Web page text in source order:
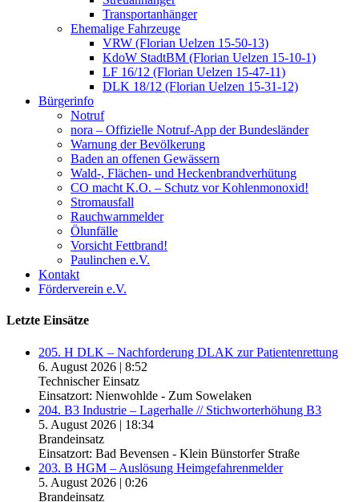
Transportanhänger
Ehemalige Fahrzeuge
VRW (Florian Uelzen 15-50-13)
KdoW StadtBM (Florian Uelzen 15-10-1)
LF 16/12 (Florian Uelzen 15-47-11)
DLK 18/12 (Florian Uelzen 15-31-12)
Bürgerinfo
Notruf
nora – Offizielle Notruf-App der Bundesländer
Warnung der Bevölkerung
Baden an offenen Gewässern
Wald-, Flächen- und Heckenbrandverhütung
CO macht K.O. – Schutz vor Kohlenmonoxid!
Stromausfall
Rauchwarnmelder
Ölunfälle
Vorsicht Fettbrand!
Paulinchen e.V.
Kontakt
Förderverein e.V.
Letzte Einsätze
205. H DLK – Nachforderung DLAK zur Patientenrettung
6. August 2026 | 8:52
Technischer Einsatz
Einsatzort: Nienwohlde - Zum Sowelaken
204. B3 Industrie – Lagerhalle // Stichworterhöhung B3
5. August 2026 | 18:34
Brandeinsatz
Einsatzort: Bad Bevensen - Klein Bünstorfer Straße
203. B HGM – Auslösung Heimgefahrenmelder
5. August 2026 | 0:26
Brandeinsatz